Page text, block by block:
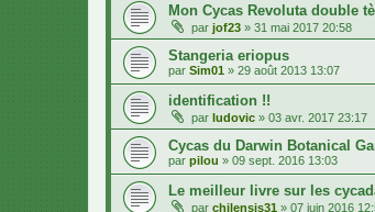
Mon Cycas Revoluta double
par jof23 » 31 mai 2017 20:58
Stangeria eriopus
par Sim01 » 29 août 2013 13:07
identification !!
par ludovic » 03 avr. 2017 23:17
Cycas du Darwin Botanical
par pilou » 09 sept. 2016 13:03
Le meilleur livre sur les
par chilensis31 » 07 juin 2016